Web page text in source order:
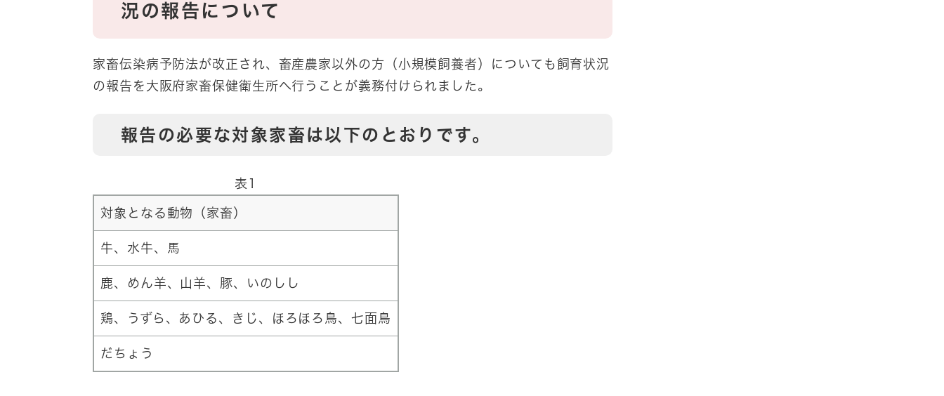
況の報告について
家畜伝染病予防法が改正され、畜産農家以外の方（小規模飼養者）についても飼育状況
の報告を大阪府家畜保健衛生所へ行うことが義務付けられました。
報告の必要な対象家畜は以下のとおりです。
表1
対象となる動物（家畜）
牛、水牛、馬
鹿、めん羊、山羊、豚、いのしし
鶏、うずら、あひる、きじ、ほろほろ鳥、七面鳥
だちょう